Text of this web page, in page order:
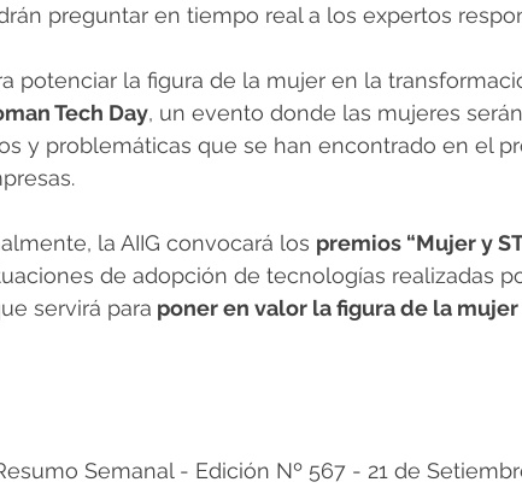
preguntar en tiempo real a los expertos
potenciar la figura de la mujer en la
Tech Day, un evento donde las mujeres
y problemáticas que se han encontrado en el
la AIIG convocará los premios “Mujer y
de adopción de tecnologías realizadas
servirá para poner en valor la figura de la
Semanal - Edición Nº 567 - 21 de